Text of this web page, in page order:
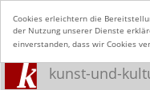
Cookies erleichtern die
der Nutzung unserer Dienste
einverstanden, dass wir Cookies
kunst-und-